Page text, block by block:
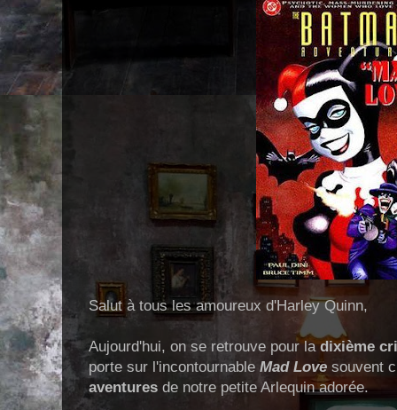
Salut à tous les amoureux d'Harley Quinn,
Aujourd'hui, on se retrouve pour ladixième
porte sur l'incontournable Mad Love souvent
aventures de notre petite Arlequin adorée.